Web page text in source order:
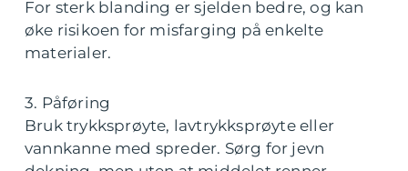
For sterk blanding er sjelden bedre, og kan
øke risikoen for misfarging på enkelte
materialer.
3. Påføring
Bruk trykksprøyte, lavtrykksprøyte eller
vannkanne med spreder. Sørg for jevn